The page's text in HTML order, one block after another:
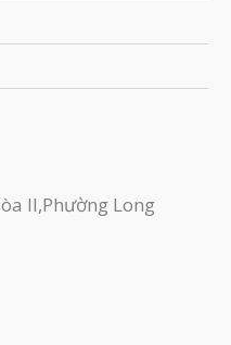
II,Phường Long